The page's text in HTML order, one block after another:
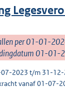
per 01-01-
01-01-
07-2023 t/m 31-
vanaf 01-07-